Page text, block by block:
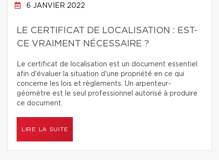
6 JANVIER 2022
LE CERTIFICAT DE LOCALISATION : EST-
CE VRAIMENT NÉCESSAIRE ?
Le certificat de localisation est un document essentiel
afin d'évaluer la situation d'une propriété en ce qui
concerne les lois et règlements. Un arpenteur-
géomètre est le seul professionnel autorisé à produire
ce document.
LIRE LA SUITE